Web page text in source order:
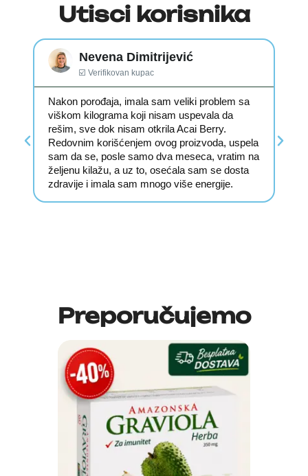
Utisci korisnika
Nevena Dimitrijević
☑️ Verifikovan kupac
Nakon porođaja, imala sam veliki problem sa
viškom kilograma koji nisam uspevala da
rešim, sve dok nisam otkrila Acai Berry.
Redovnim korišćenjem ovog proizvoda, uspela
sam da se, posle samo dva meseca, vratim na
željenu kilažu, a uz to, osećala sam se dosta
zdravije i imala sam mnogo više energije.
Preporučujemo